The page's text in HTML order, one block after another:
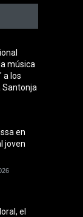
música
a los
Santonja
en
joven
el